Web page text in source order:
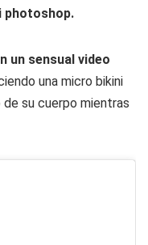
photoshop.
un sensual video
una micro bikini
su cuerpo mientras